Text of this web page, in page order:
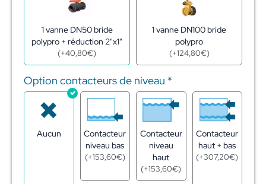
1 vanne DN50 bride
polypro + réduction 2"x1"
(+40,80€)
1 vanne DN100 bride
polypro
(+124,80€)
Option contacteurs de niveau *
Aucun
Contacteur
niveau bas
(+153,60€)
Contacteur
niveau
haut
(+153,60€)
Contacteur
haut + bas
(+307,20€)